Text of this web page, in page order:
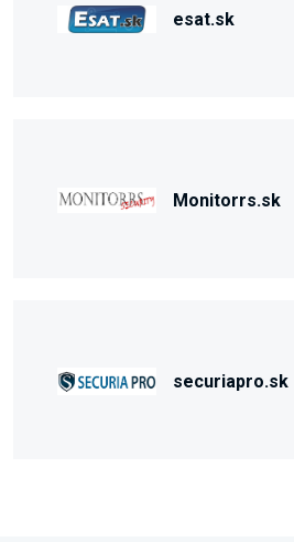
esat.sk
Monitorrs.sk
securiapro.sk